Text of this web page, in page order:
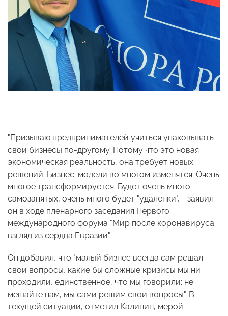
"Призываю предпринимателей учиться упаковывать
свои бизнесы по-другому. Потому что это новая
экономическая реальность, она требует новых
решений. Бизнес-модели во многом изменятся. Очень
многое трансформируется. Будет очень много
самозанятых, очень много будет "удаленки", - заявил
он в ходе пленарного заседания Первого
международного форума "Мир после коронавируса:
взгляд из сердца Евразии".
Он добавил, что "малый бизнес всегда сам решал
свои вопросы, какие бы сложные кризисы мы ни
проходили, единственное, что мы говорили: не
мешайте нам, мы сами решим свои вопросы". В
текущей ситуации, отметил Калинин, мерой